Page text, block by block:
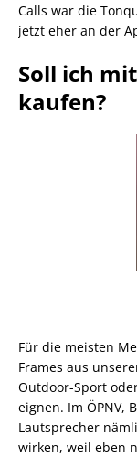
Calls war die
jetzt eher an der
Soll ich
kaufen?
Für die meisten
Frames aus
Outdoor-Sport
eignen. Im ÖPNV,
Lautsprecher
wirken, weil eben